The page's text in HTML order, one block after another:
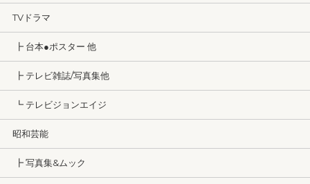
TVドラマ
┣ 台本●ポスター 他
┣ テレビ雑誌/写真集他
┗ テレビジョンエイジ
昭和芸能
┣ 写真集&ムック